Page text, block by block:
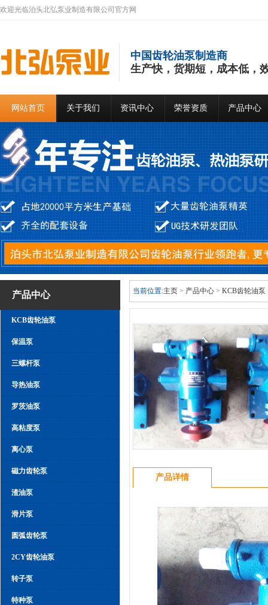
欢迎光临泊头北弘泵业制造有限公司官方网
中国齿轮油泵制造商
生产快，货期短，成本低，
网站首页 关于我们 资讯中心 荣誉资质 产品中心
产品中心
KCB齿轮油泵
保温泵
三螺杆泵
导热油泵
罗茨油泵
高粘度泵
离心泵
磁力齿轮泵
渣油泵
滑片泵
圆弧齿轮泵
2CY齿轮油泵
转子泵
特种泵
当前位置:主页 > 产品中心 > KCB齿轮油泵
产品详情